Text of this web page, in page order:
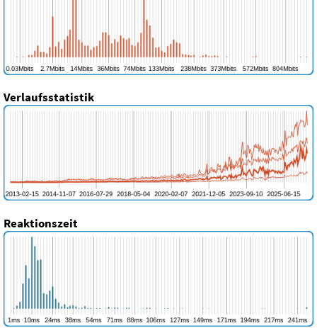
Verlaufsstatistik
Reaktionszeit